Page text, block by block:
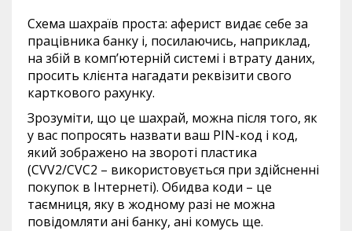
Схема шахраїв проста: аферист видає себе за
працівника банку і, посилаючись, наприклад,
на збій в комп’ютерній системі і втрату даних,
просить клієнта нагадати реквізити свого
карткового рахунку.
Зрозуміти, що це шахрай, можна після того, як
у вас попросять назвати ваш PIN-код і код,
який зображено на звороті пластика
(CVV2/CVC2 – використовується при здійсненні
покупок в Інтернеті). Обидва коди – це
таємниця, яку в жодному разі не можна
повідомляти ані банку, ані комусь ще.